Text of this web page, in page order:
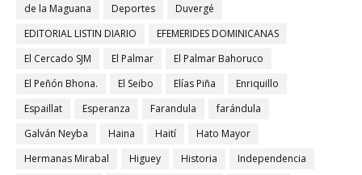
de la Maguana
Deportes
Duvergé
EDITORIAL LISTIN DIARIO
EFEMERIDES DOMINICANAS
El Cercado SJM
El Palmar
El Palmar Bahoruco
El Peñón Bhona.
El Seibo Elías Piña
Enriquillo
Espaillat
Esperanza Farandula
farándula
Galván Neyba
Haina Haití
Hato Mayor
Hermanas Mirabal
Higuey Historia
Independencia